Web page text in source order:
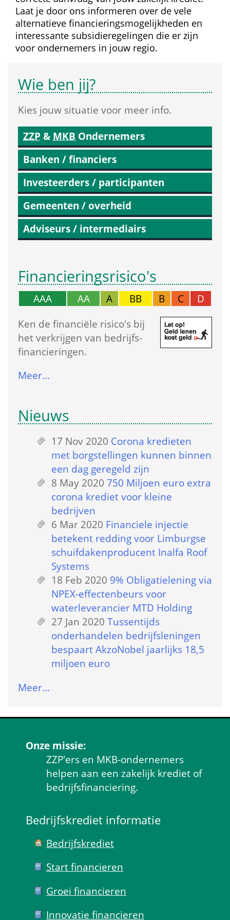
Laat je door ons informeren over de vele
alternatieve financierings­mogelijkheden en
interessante subsidie­regelingen die er zijn
voor ondernemers in jouw regio.
Wie ben jij?
Kies jouw situatie voor meer info.
ZZP & MKB Ondernemers
Banken / financiers
Investeerders / participanten
Gemeenten / overheid
Adviseurs / intermediairs
Financierings­risico's
AAA AA A BB B C
D
Ken de financiële risico's bij
het verkrijgen van bedrijfs­
financieringen.
Meer…
Nieuws
17 Nov 2020 Corona kredieten
met borgstellingen kunnen binnen
een dag geregeld zijn
8 May 2020 750 Miljoen euro extra
corona krediet voor kleine
bedrijven
6 Mar 2020 Financiele injectie
betekent redding voor Limburgse
schuifdakenproducent Inalfa Roof
Systems
18 Feb 2020 9% Obligatielening via
NPEX-effectenbeurs voor
waterleverancier MTD Holding
27 Jan 2020 Tussentijds
onderhandelen bedrijfsleningen
bespaart AkzoNobel jaarlijks 18,5
miljoen euro
Meer…
Onze missie:
ZZP'ers en MKB-ondernemers
helpen aan een zakelijk krediet of
bedrijfsfinanciering.
Bedrijfskrediet informatie
Bedrijfskrediet
Start financieren
Groei financieren
Innovatie financieren